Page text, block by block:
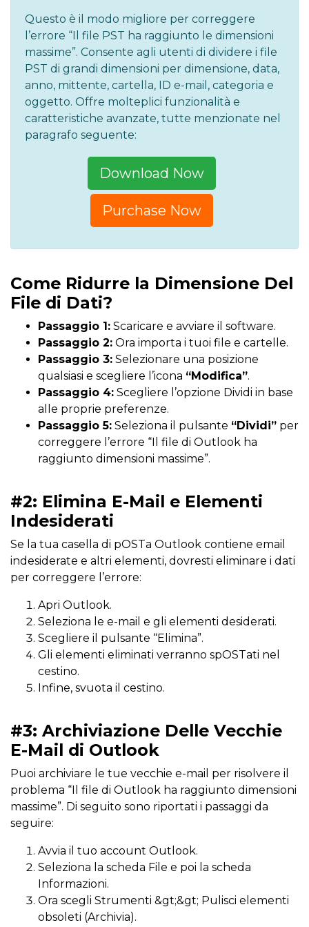
Questo è il modo migliore per correggere
l’errore “Il file PST ha raggiunto le dimensioni
massime”. Consente agli utenti di dividere i file
PST di grandi dimensioni per dimensione, data,
anno, mittente, cartella, ID e-mail, categoria e
oggetto. Offre molteplici funzionalità e
caratteristiche avanzate, tutte menzionate nel
paragrafo seguente:
Download Now
Purchase Now
Come Ridurre la Dimensione Del
File di Dati?
Passaggio 1: Scaricare e avviare il software.
Passaggio 2: Ora importa i tuoi file e cartelle.
Passaggio 3: Selezionare una posizione
qualsiasi e scegliere l’icona “Modifica”.
Passaggio 4: Scegliere l’opzione Dividi in base
alle proprie preferenze.
Passaggio 5: Seleziona il pulsante “Dividi” per
correggere l’errore “Il file di Outlook ha
raggiunto dimensioni massime”.
#2: Elimina E-Mail e Elementi
Indesiderati
Se la tua casella di pOSTa Outlook contiene email
indesiderate e altri elementi, dovresti eliminare i dati
per correggere l’errore:
Apri Outlook.
Seleziona le e-mail e gli elementi desiderati.
Scegliere il pulsante “Elimina”.
Gli elementi eliminati verranno spOSTati nel
cestino.
Infine, svuota il cestino.
#3: Archiviazione Delle Vecchie
E-Mail di Outlook
Puoi archiviare le tue vecchie e-mail per risolvere il
problema “Il file di Outlook ha raggiunto dimensioni
massime”. Di seguito sono riportati i passaggi da
seguire:
Avvia il tuo account Outlook.
Seleziona la scheda File e poi la scheda
Informazioni.
Ora scegli Strumenti &gt;&gt; Pulisci elementi
obsoleti (Archivia).